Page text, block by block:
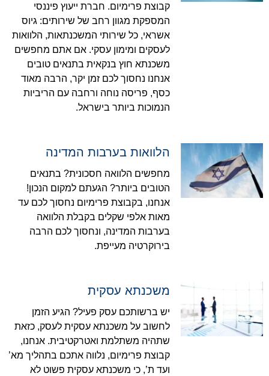
קבוצת פרימיום. חברת ייעוץ פיננסי
המספקת מגוון רחב של שירותים: גיוס
אשראי, כל שירותי המשכנתאות, הלוואות
לעסקים ומימון עסקי. אם אתם מחפשים
משכנתא חוץ בנקאית בתנאים טובים
אנחנו נחסוך לכם זמן יקר, הרבה מאוד
כסף, פריסה נוחה ורחבה עם הריביות
הנמוכות ביותר בישראל.
הלוואות בערבות המדינה
מחפשים הלוואה חסכונית? בתנאים
הטובים ביותר? הגעתם למקום הנכון!
אנחנו, בקבוצת פרימיום נחסוך לכם עד
מאות אלפי שקלים בקבלת הלוואה
בערבות המדינה, ונחסוך לכם הרבה
בירוקרטיה מעייפת.
משכנתא עסקית
יש ברשותכם עסק פעיל? הגיע הזמן
לחשוב על משכנתא עסקית לעסק, כזאת
שתהיה משתלמת ואטרקטיבית. אנחנו,
קבוצת פרימיום, נלווה אתכם בתהליך מא’
ועד ת’, כי משכנתא עסקית פשוט לא